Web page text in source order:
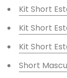
Kit Short
Kit Short
Kit Short
Short